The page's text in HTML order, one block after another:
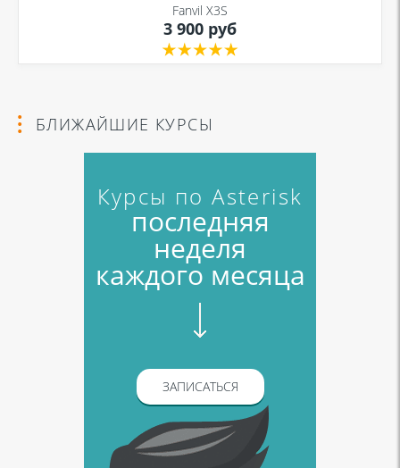
Fanvil X3S
3 900 руб
БЛИЖАЙШИЕ КУРСЫ
Курсы по Asterisk
последняя
неделя
каждого месяца
ЗАПИСАТЬСЯ